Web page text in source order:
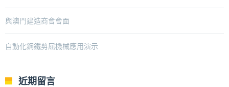
與澳門建造商會會面
自動化鋼鐵剪屈機械應用演示
近期留言